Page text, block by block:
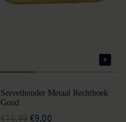
Servethouder Metaal Rechthoek
Goud
€16,99 €9,00